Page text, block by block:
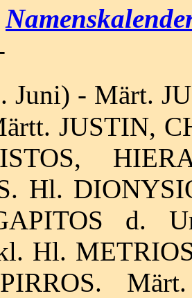
Juni) - Märt.
JUSTIN,
Hl.
d.
Hl.